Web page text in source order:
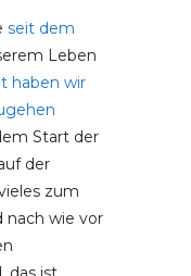
seit dem
Leben
haben wir
Start der
der
zum
nach wie vor